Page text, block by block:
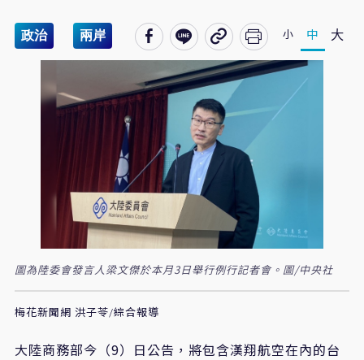
政治 兩岸 小 中 大
圖為陸委會發言人梁文傑於本月3日舉行例行記者會。圖/中央社
梅花新聞網 洪子苓/綜合報導
大陸商務部今（9）日公告，將包含漢翔航空在內的台